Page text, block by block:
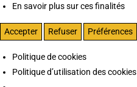
En savoir plus sur ces finalités
Accepter Refuser Préférences
Politique de cookies
Politique d’utilisation des cookies